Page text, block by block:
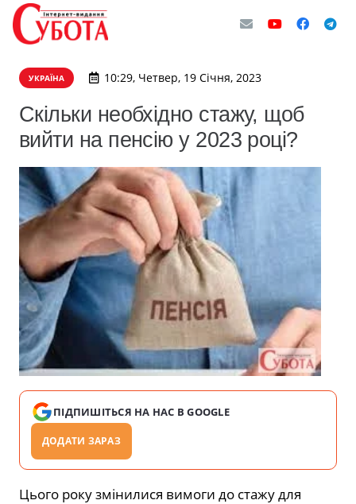
УКРАЇНА 10:29, Четвер, 19 Січня, 2023
Скільки необхідно стажу, щоб
вийти на пенсію у 2023 році?
ПІДПИШІТЬСЯ НА НАС В GOOGLE
ДОДАТИ ЗАРАЗ
Цього року змінилися вимоги до стажу для